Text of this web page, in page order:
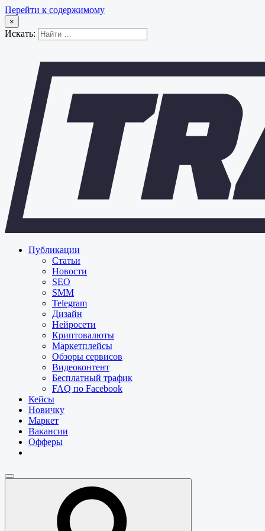
Перейти к содержимому
×
Искать:
Публикации
Статьи
Новости
SEO
SMM
Telegram
Дизайн
Нейросети
Криптовалюты
Маркетплейсы
Обзоры сервисов
Видеоконтент
Бесплатный трафик
FAQ по Facebook
Кейсы
Новичку
Маркет
Вакансии
Офферы